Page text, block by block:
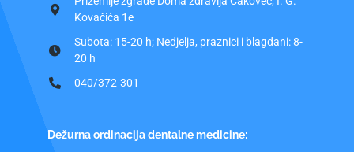
Kovačića 1e
Subota: 15-20 h; Nedjelja, praznici i blagdani: 8-
20 h
040/372-301
Dežurna ordinacija dentalne medicine: